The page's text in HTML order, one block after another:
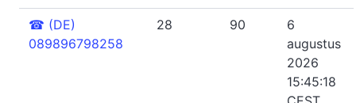
☎ (DE)
089896798258
28 90
6
augustus
2026
15:45:18